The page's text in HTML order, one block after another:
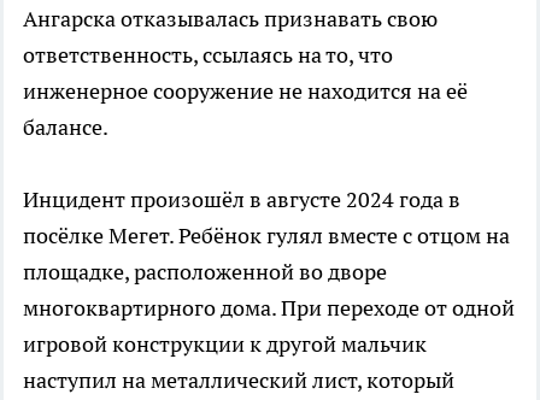
Ангарска отказывалась признавать свою
ответственность, ссылаясь на то, что
инженерное сооружение не находится на её
балансе.
Инцидент произошёл в августе 2024 года в
посёлке Мегет. Ребёнок гулял вместе с отцом на
площадке, расположенной во дворе
многоквартирного дома. При переходе от одной
игровой конструкции к другой мальчик
наступил на металлический лист, который